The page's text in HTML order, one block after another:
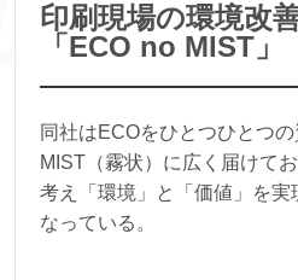
印刷現場の環境改
「ECO no MIST」
同社はECOをひとつひとつの
MIST（霧状）に広く届けて
考え「環境」と「価値」を実
なっている。